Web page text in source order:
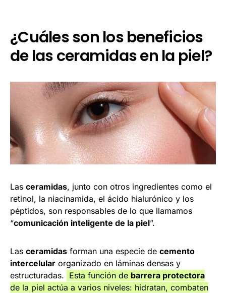
¿Cuáles son los beneficios
de las ceramidas en la piel?
Las ceramidas, junto con otros ingredientes como el
retinol, la niacinamida, el ácido hialurónico y los
péptidos, son responsables de lo que llamamos
“comunicación inteligente de la piel”.
Las ceramidas forman una especie de cemento
intercelular organizado en láminas densas y
estructuradas. Esta función de barrera protectora
de la piel actúa a varios niveles: hidratan, combaten